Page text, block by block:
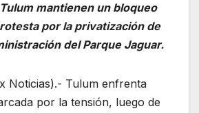
mantienen un bloqueo
por la privatización de
del Parque Jaguar.
Noticias).- Tulum enfrenta
por la tensión, luego de